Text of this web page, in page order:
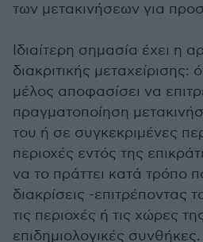
των μετακινήσεων για
Ιδιαίτερη σημασία έχει η
διακριτικής μεταχείρισης:
μέλος αποφασίσει να
πραγματοποίηση
του ή σε συγκεκριμένες
περιοχές εντός της
να το πράττει κατά τρόπο
διακρίσεις -επιτρέποντας
τις περιοχές ή τις χώρες
επιδημιολογικές